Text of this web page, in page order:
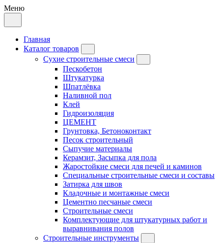
Меню
Главная
Каталог товаров
Сухие строительные смеси
Пескобетон
Штукатурка
Шпатлёвка
Наливной пол
Клей
Гидроизоляция
ЦЕМЕНТ
Грунтовка, Бетоноконтакт
Песок строительный
Сыпучие материалы
Керамзит, Засыпка для пола
Жаростойкие смеси для печей и каминов
Специальные строительные смеси и составы
Затирка для швов
Кладочные и монтажные смеси
Цементно песчаные смеси
Строительные смеси
Комплектующие для штукатурных работ и
выравнивания полов
Строительные инструменты